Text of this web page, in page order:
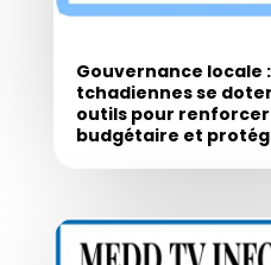
Gouvernance locale :
tchadiennes se
outils pour
budgétaire et